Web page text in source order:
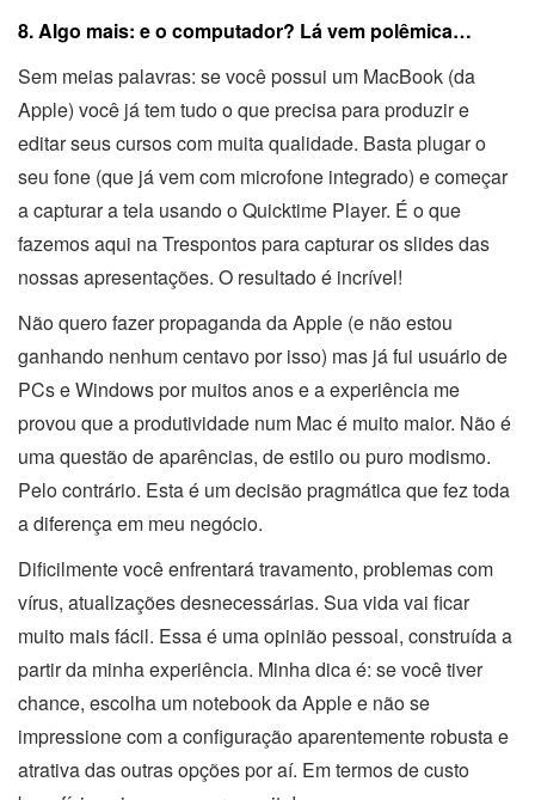
8. Algo mais: e o computador? Lá vem polêmica…
Sem meias palavras: se você possui um MacBook (da
Apple) você já tem tudo o que precisa para produzir e
editar seus cursos com muita qualidade. Basta plugar o
seu fone (que já vem com microfone integrado) e começar
a capturar a tela usando o Quicktime Player. É o que
fazemos aqui na Trespontos para capturar os slides das
nossas apresentações. O resultado é incrível!
Não quero fazer propaganda da Apple (e não estou
ganhando nenhum centavo por isso) mas já fui usuário de
PCs e Windows por muitos anos e a experiência me
provou que a produtividade num Mac é muito maior. Não é
uma questão de aparências, de estilo ou puro modismo.
Pelo contrário. Esta é um decisão pragmática que fez toda
a diferença em meu negócio.
Dificilmente você enfrentará travamento, problemas com
vírus, atualizações desnecessárias. Sua vida vai ficar
muito mais fácil. Essa é uma opinião pessoal, construída a
partir da minha experiência. Minha dica é: se você tiver
chance, escolha um notebook da Apple e não se
impressione com a configuração aparentemente robusta e
atrativa das outras opções por aí. Em termos de custo